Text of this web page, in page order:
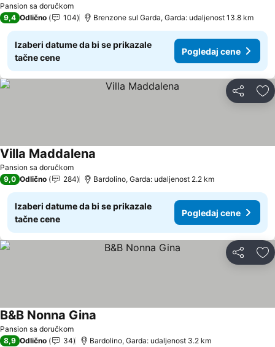
Pansion sa doručkom
9,4 Odlično 104 Brenzone sul Garda, Garda: udaljenost 13.8 km
Izaberi datume da bi se prikazale
tačne cene
Pogledaj cene
Deli
Pansion sa doručkom
Villa Maddalena
9,0 Odlično 284 Bardolino, Garda: udaljenost 2.2 km
Izaberi datume da bi se prikazale
tačne cene
Pogledaj cene
Deli
Pansion sa doručkom
B&B Nonna Gina
8,9 Odlično 34 Bardolino, Garda: udaljenost 3.2 km